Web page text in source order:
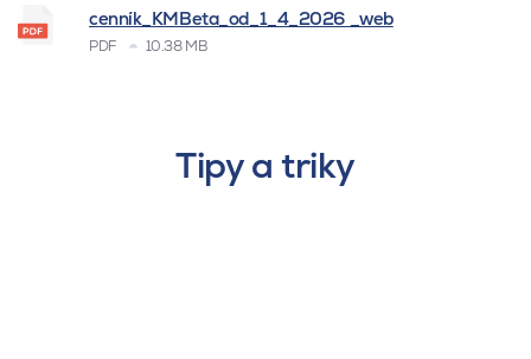
cenník_KMBeta_od_1_4_2026 _web
PDF 10.38 MB
Tipy a triky